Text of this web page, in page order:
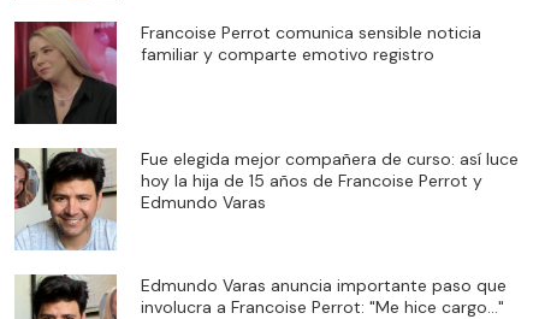
Francoise Perrot comunica sensible noticia
familiar y comparte emotivo registro
Fue elegida mejor compañera de curso: así luce
hoy la hija de 15 años de Francoise Perrot y
Edmundo Varas
Edmundo Varas anuncia importante paso que
involucra a Francoise Perrot: "Me hice cargo..."